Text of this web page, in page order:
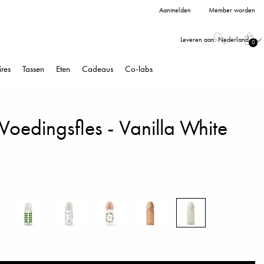
Aanmelden Member worden
Leveren aan:Nederland 0
Tassen Eten Cadeaus Co-labs
- Vanilla White